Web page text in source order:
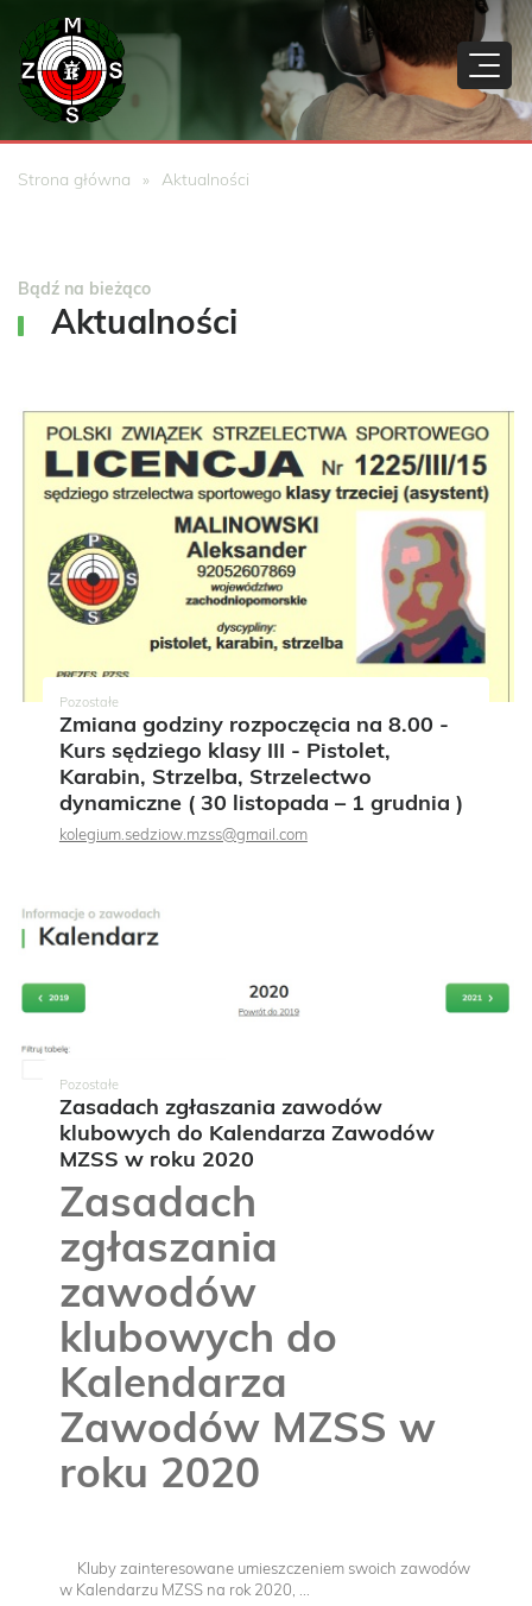
Strona główna Aktualności
Bądź na bieżąco
Aktualności
Pozostałe
Zmiana godziny rozpoczęcia na 8.00 -
Kurs sędziego klasy III - Pistolet,
Karabin, Strzelba, Strzelectwo
dynamiczne ( 30 listopada – 1 grudnia )
kolegium.sedziow.mzss@gmail.com
Pozostałe
Zasadach zgłaszania zawodów
klubowych do Kalendarza Zawodów
MZSS w roku 2020
Zasadach
zgłaszania
zawodów
klubowych do
Kalendarza
Zawodów MZSS w
roku 2020
Kluby zainteresowane umieszczeniem swoich zawodów
w Kalendarzu MZSS na rok 2020, ...